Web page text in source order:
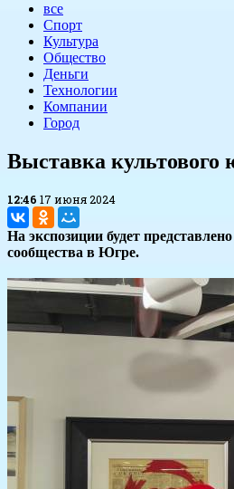
все
Спорт
Культура
Общество
Деньги
Технологии
Компании
Город
Выставка культового
12:46 17 июня 2024
На экспозиции будет
сообщества в Югре.